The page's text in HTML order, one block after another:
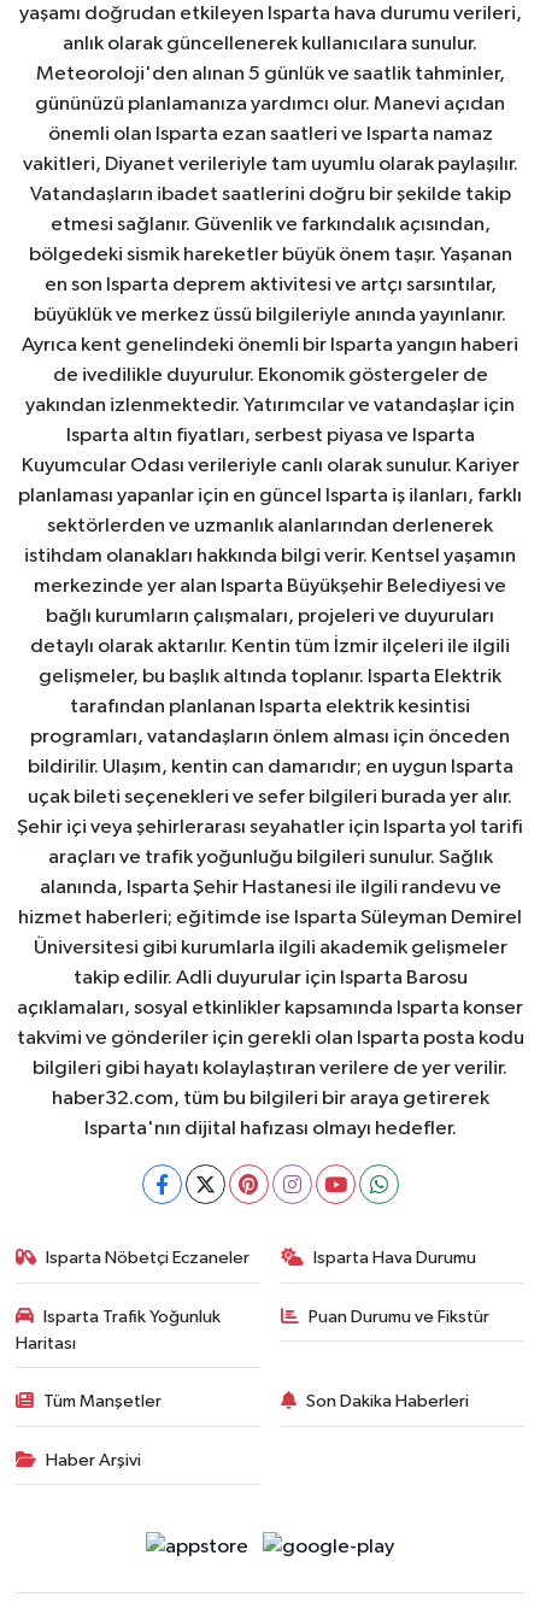
yaşamı doğrudan etkileyen Isparta hava durumu verileri,
anlık olarak güncellenerek kullanıcılara sunulur.
Meteoroloji'den alınan 5 günlük ve saatlik tahminler,
gününüzü planlamanıza yardımcı olur. Manevi açıdan
önemli olan Isparta ezan saatleri ve Isparta namaz
vakitleri, Diyanet verileriyle tam uyumlu olarak paylaşılır.
Vatandaşların ibadet saatlerini doğru bir şekilde takip
etmesi sağlanır. Güvenlik ve farkındalık açısından,
bölgedeki sismik hareketler büyük önem taşır. Yaşanan
en son Isparta deprem aktivitesi ve artçı sarsıntılar,
büyüklük ve merkez üssü bilgileriyle anında yayınlanır.
Ayrıca kent genelindeki önemli bir Isparta yangın haberi
de ivedilikle duyurulur. Ekonomik göstergeler de
yakından izlenmektedir. Yatırımcılar ve vatandaşlar için
Isparta altın fiyatları, serbest piyasa ve Isparta
Kuyumcular Odası verileriyle canlı olarak sunulur. Kariyer
planlaması yapanlar için en güncel Isparta iş ilanları, farklı
sektörlerden ve uzmanlık alanlarından derlenerek
istihdam olanakları hakkında bilgi verir. Kentsel yaşamın
merkezinde yer alan Isparta Büyükşehir Belediyesi ve
bağlı kurumların çalışmaları, projeleri ve duyuruları
detaylı olarak aktarılır. Kentin tüm İzmir ilçeleri ile ilgili
gelişmeler, bu başlık altında toplanır. Isparta Elektrik
tarafından planlanan Isparta elektrik kesintisi
programları, vatandaşların önlem alması için önceden
bildirilir. Ulaşım, kentin can damarıdır; en uygun Isparta
uçak bileti seçenekleri ve sefer bilgileri burada yer alır.
Şehir içi veya şehirlerarası seyahatler için Isparta yol tarifi
araçları ve trafik yoğunluğu bilgileri sunulur. Sağlık
alanında, Isparta Şehir Hastanesi ile ilgili randevu ve
hizmet haberleri; eğitimde ise Isparta Süleyman Demirel
Üniversitesi gibi kurumlarla ilgili akademik gelişmeler
takip edilir. Adli duyurular için Isparta Barosu
açıklamaları, sosyal etkinlikler kapsamında Isparta konser
takvimi ve gönderiler için gerekli olan Isparta posta kodu
bilgileri gibi hayatı kolaylaştıran verilere de yer verilir.
haber32.com, tüm bu bilgileri bir araya getirerek
Isparta'nın dijital hafızası olmayı hedefler.
Isparta Nöbetçi Eczaneler Isparta Hava Durumu
Isparta Trafik Yoğunluk
Haritası
Puan Durumu ve Fikstür
Tüm Manşetler Son Dakika Haberleri
Haber Arşivi